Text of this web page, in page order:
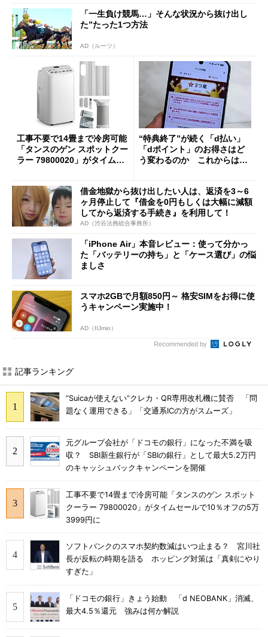
「一生負け競馬…」そんな状況から抜け出し
た”たった1つ方法
AD（ルーツ）
工事不要で14畳まで冷房可能
「タンスのゲン スポットクー
ラー 79800020」がタイムセ
“特典終了”が続く「d払い」
「dポイント」のお得さはど
う変わるのか これからは
借金地獄から抜け出したい人は、返済を3～6
ヶ月停止して『借金を0円もしくは大幅に減額
してから返済する手続き』を利用して！
AD（渋谷法務総合事務所）
「iPhone Air」本音レビュー：使って分かっ
た「バッテリーの持ち」と「ケース選び」の悩
ましさ
スマホ2GBで月額850円～ 格安SIMをお得に使
うキャンペーン実施中！
AD（IIJmio）
Recommended by
記事ランキング
“Suicaが使えない”クレカ・QR専用改札機に賛否 「問
題なく運用できる」「交通系ICの方がスムーズ」
元グループ会社が「ドコモの銀行」になった不満を吸
収？ SBI新生銀行が「SBIの銀行」として最大5.2万円
のキャッシュバックキャンペーンを開催
工事不要で14畳まで冷房可能「タンスのゲン スポット
クーラー 79800020」がタイムセールで10％オフの5万
3999円に
ソフトバンクのスマホ契約数減はいつ止まる？ 宮川社
長が反転の時期を語る ホッピング対策は「真剣にやり
すぎた」
「ドコモの銀行」きょう始動 「d NEOBANK」消滅、
最大4.5％還元 強みは何か解説